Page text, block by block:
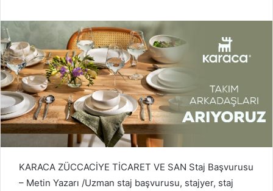
KARACA ZÜCCACİYE TİCARET VE SAN Staj Başvurusu
– Metin Yazarı /Uzman staj başvurusu, stajyer, staj